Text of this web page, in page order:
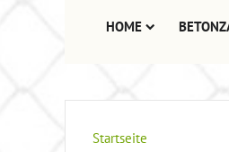
HOME
Startseite